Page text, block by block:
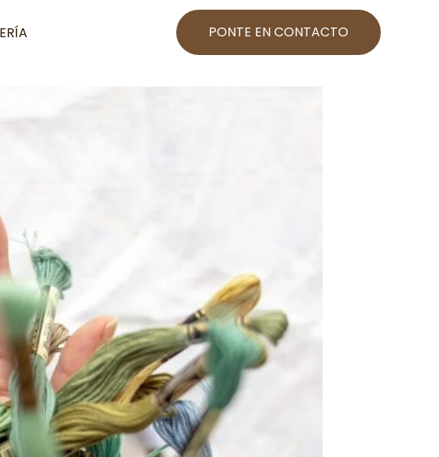
PONTE EN CONTACTO